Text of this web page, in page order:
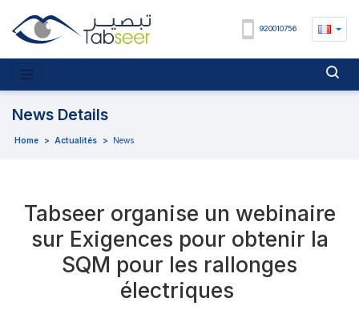
920010756
News Details
Home > Actualités > News
Tabseer organise un webinaire
sur Exigences pour obtenir la
SQM pour les rallonges
électriques